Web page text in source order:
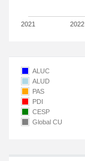
2021 2022
ALUC
ALUD
PAS
PDI
CESP
Global CU